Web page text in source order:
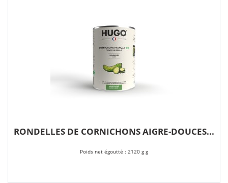
RONDELLES DE CORNICHONS AIGRE-DOUCES...
Poids net égoutté : 2120 g g